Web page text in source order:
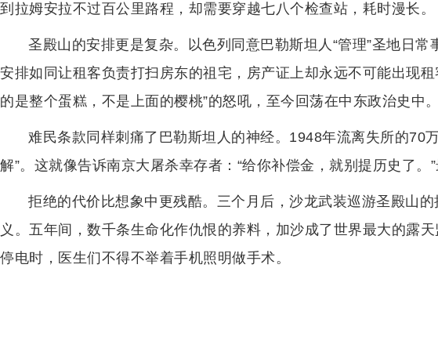
到拉姆安拉不过百公里路程，却需要穿越七八个检查站，耗时漫长。
圣殿山的安排更是复杂。以色列同意巴勒斯坦人“管理”圣地日
安排如同让租客负责打扫房东的祖宅，房产证上却永远不可能出现
的是整个蛋糕，不是上面的樱桃”的怒吼，至今回荡在中东政治史中。
难民条款同样刺痛了巴勒斯坦人的神经。1948年流离失所的70
解”。这就像告诉南京大屠杀幸存者：“给你补偿金，就别提历史了。
拒绝的代价比想象中更残酷。三个月后，沙龙武装巡游圣殿山
义。五年间，数千条生命化作仇恨的养料，加沙成了世界最大的露
停电时，医生们不得不举着手机照明做手术。